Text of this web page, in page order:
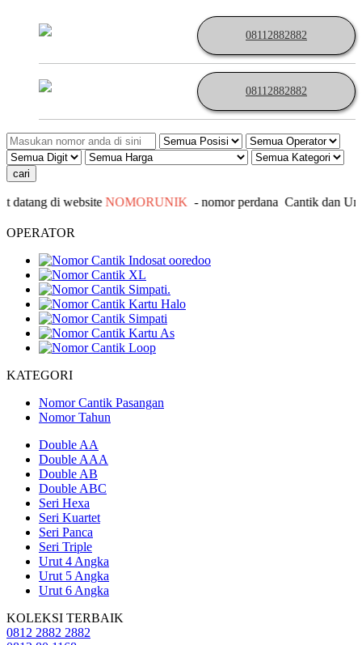
08112882882
08112882882
di websiteNOMORUNIK- nomorperdana Cantik dan Unik
OPERATOR
KATEGORI
Nomor Cantik Pasangan
Nomor Tahun
Double AA
Double AAA
Double AB
Double ABC
Seri Hexa
Seri Kuartet
Seri Panca
Seri Triple
Urut 4 Angka
Urut 5 Angka
Urut 6 Angka
KOLEKSI TERBAIK
0812 2882 2882